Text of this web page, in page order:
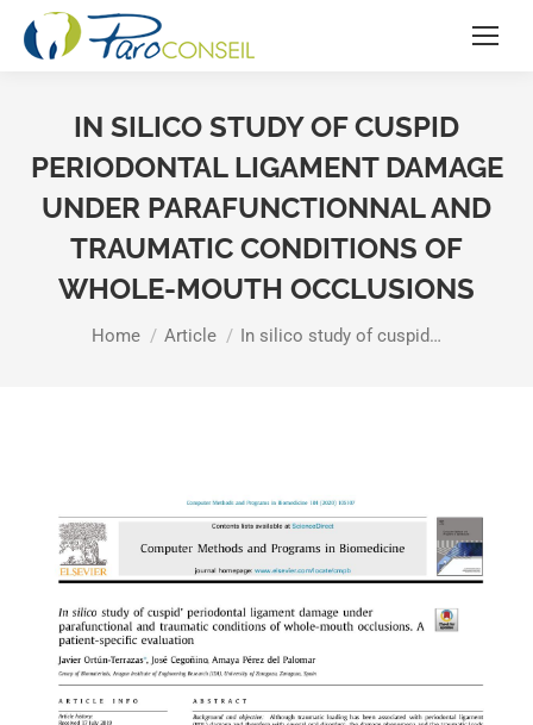
IN SILICO STUDY OF CUSPID
PERIODONTAL LIGAMENT DAMAGE
UNDER PARAFUNCTIONNAL AND
TRAUMATIC CONDITIONS OF
WHOLE-MOUTH OCCLUSIONS
You are here:
Home Article In silico study of cuspid…